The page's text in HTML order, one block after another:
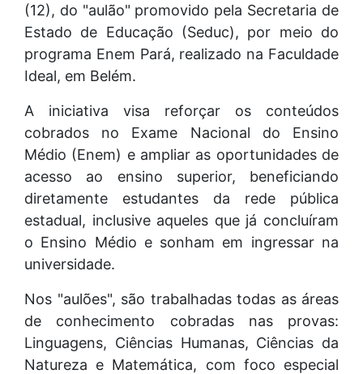
(12), do "aulão" promovido pela Secretaria de
Estado de Educação (Seduc), por meio do
programa Enem Pará, realizado na Faculdade
Ideal, em Belém.
A iniciativa visa reforçar os conteúdos
cobrados no Exame Nacional do Ensino
Médio (Enem) e ampliar as oportunidades de
acesso ao ensino superior, beneficiando
diretamente estudantes da rede pública
estadual, inclusive aqueles que já concluíram
o Ensino Médio e sonham em ingressar na
universidade.
Nos "aulões", são trabalhadas todas as áreas
de conhecimento cobradas nas provas:
Linguagens, Ciências Humanas, Ciências da
Natureza e Matemática, com foco especial